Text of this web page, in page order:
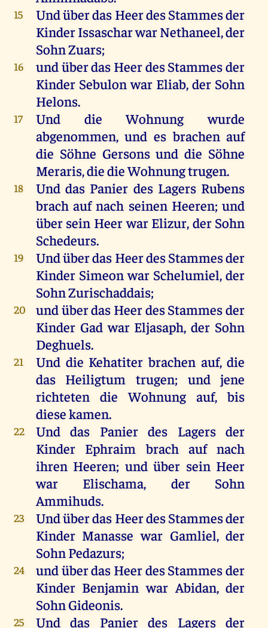
15 Undüberdas HeerdesStammesder
KinderIssascharwarNethaneel,der
SohnZuars;
16 undüberdas HeerdesStammesder
Kinder Sebulon war Eliab,der Sohn
Helons.
17 Und die Wohnung
wurde
abgenommen,und es brachen auf
die Söhne Gersons und die Söhne
Meraris,diedieWohnungtrugen.
18 Und das Panier des Lagers Rubens
brach auf nach seinen Heeren;und
über sein Heerwar Elizur, der Sohn
Schedeurs.
19 Undüberdas HeerdesStammesder
Kinder Simeon war Schelumiel,der
SohnZurischaddais;
20 undüberdas HeerdesStammesder
Kinder Gad war Eljasaph,der Sohn
Deghuels.
21 Und die Kehatiterbrachen auf,die
das Heiligtum trugen; und jene
richteten die Wohnung auf,bis
diesekamen.
22 Und das Panier des Lagers der
Kinder Ephraim brach auf nach
ihren Heeren; und über sein Heer
warElischama, der
Sohn
Ammihuds.
23 Undüberdas HeerdesStammesder
Kinder Manasse war Gamliel,der
SohnPedazurs;
24 undüberdas HeerdesStammesder
Kinder Benjamin war Abidan,der
SohnGideonis.
25 Und das Panier des Lagers der